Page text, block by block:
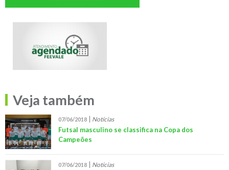
Veja também
07/06/2018 Notícias
Futsal masculino se classifica na Copa dos
Campeões
07/06/2018 Notícias